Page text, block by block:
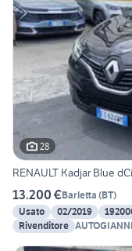
28
RENAULT Kadjar Blue
13.200 €Barletta (BT)
Usato
02/2019
Rivenditore AUTOGIANNI